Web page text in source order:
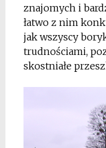
znajomych i
łatwo z nim
jak wszyscy
trudnościami,
skostniałe